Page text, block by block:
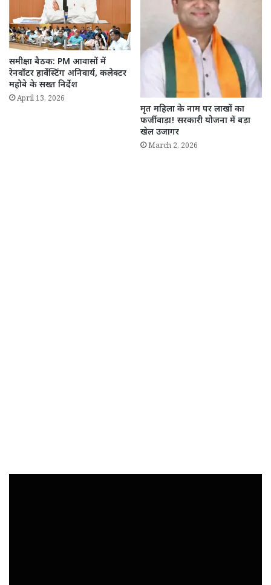
समीक्षा बैठक: PM आवासों में
रेनवॉटर हार्वेस्टिंग अनिवार्य, कलेक्टर
महोबे के सख्त निर्देश
April 13, 2026
मृत महिला के नाम पर लाखों का
फर्जीवाड़ा! सरकारी योजना में बड़ा
खेल उजागर
March 2, 2026